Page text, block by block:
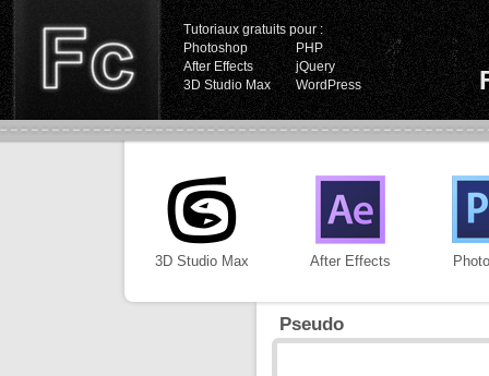
Tutoriaux gratuits pour :
Photoshop
PHP
After Effects
jQuery
3D Studio Max
WordPress
3D Studio Max After Effects
Pseudo